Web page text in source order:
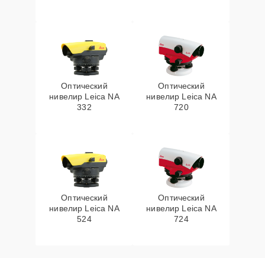
Оптический
нивелир Leica NA
332
Оптический
нивелир Leica NA
720
Оптический
нивелир Leica NA
524
Оптический
нивелир Leica NA
724